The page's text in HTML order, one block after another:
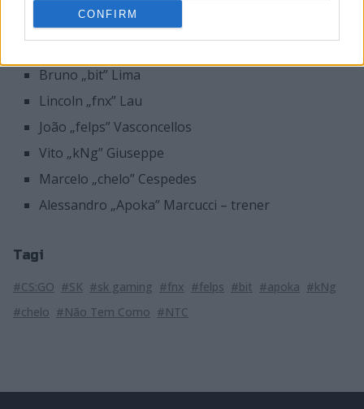
CONFIRM
Jeśli powyższe plotki się potwierdzą, skład SK Gaming
będzie prezentować się następująco:
Bruno „bit” Lima
Lincoln „fnx” Lau
João „felps” Vasconcellos
Vito „kNg” Giuseppe
Marcelo „chelo” Cespedes
Alessandro „Apoka” Marcucci – trener
Tagi
#CS:GO #SK #sk gaming #fnx #felps #bit #apoka #kNg
#chelo #Não Tem Como #NTC